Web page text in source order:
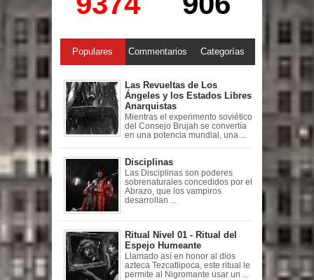
Populares Commentarios Categorías
Las Revueltas de Los
Ángeles y los Estados Libres
Anarquistas
Mientras el experimento soviético
del Consejo Brujah se convertía
en una potencia mundial, una ...
Disciplinas
Las Disciplinas son poderes
sobrenaturales concedidos por el
Abrazo, que los vampiros
desarrollan ...
Ritual Nivel 01 - Ritual del
Espejo Humeante
Llamado así en honor al dios
azteca Tezcatlipoca, este ritual le
permite al Nigromante usar un ...